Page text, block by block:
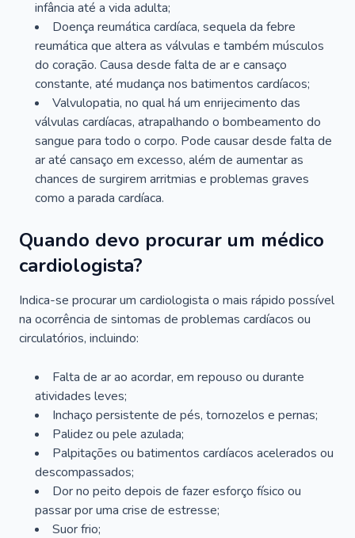
infância até a vida adulta;
Doença reumática cardíaca, sequela da febre
reumática que altera as válvulas e também músculos
do coração. Causa desde falta de ar e cansaço
constante, até mudança nos batimentos cardíacos;
Valvulopatia, no qual há um enrijecimento das
válvulas cardíacas, atrapalhando o bombeamento do
sangue para todo o corpo. Pode causar desde falta de
ar até cansaço em excesso, além de aumentar as
chances de surgirem arritmias e problemas graves
como a parada cardíaca.
Quando devo procurar um médico
cardiologista?
Indica-se procurar um cardiologista o mais rápido possível
na ocorrência de sintomas de problemas cardíacos ou
circulatórios, incluindo:
Falta de ar ao acordar, em repouso ou durante
atividades leves;
Inchaço persistente de pés, tornozelos e pernas;
Palidez ou pele azulada;
Palpitações ou batimentos cardíacos acelerados ou
descompassados;
Dor no peito depois de fazer esforço físico ou
passar por uma crise de estresse;
Suor frio;